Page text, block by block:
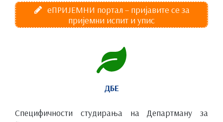
еПРИЈЕМНИ портал – пријавите се за
пријемни испит и упис
ДБЕ
Специфичности студирања на Департману за